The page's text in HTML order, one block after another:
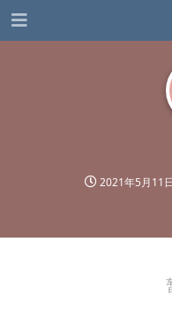
2021年5月11日